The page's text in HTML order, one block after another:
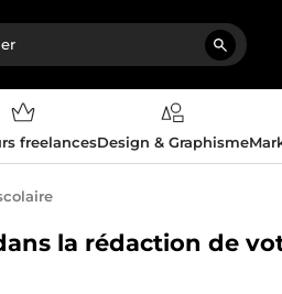
freelancesDesign & Graphisme
la rédaction de